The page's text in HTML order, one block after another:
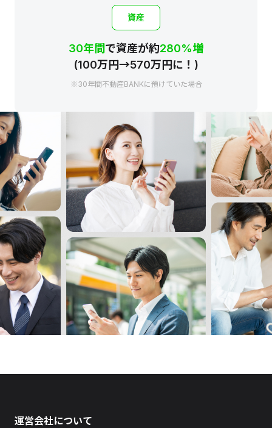
資産
30年間で資産が約280%増
(100万円→570万円に！)
※30年間不動産BANKに預けていた場合
運営会社について